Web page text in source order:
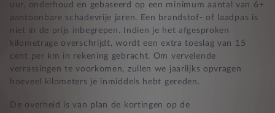
uur, onderhoud en gebaseerd op een minimum aantal van 6+
aantoonbare schadevrije jaren. Een brandstof- of laadpas is
niet in de prijs inbegrepen. Indien je het afgesproken
kilometrage overschrijdt, wordt een extra toeslag van 15
cent per km in rekening gebracht. Om vervelende
verrassingen te voorkomen, zullen we jaarlijks opvragen
hoeveel kilometers je inmiddels hebt gereden.
De overheid is van plan de kortingen op de